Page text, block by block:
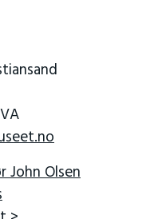
John Olsen